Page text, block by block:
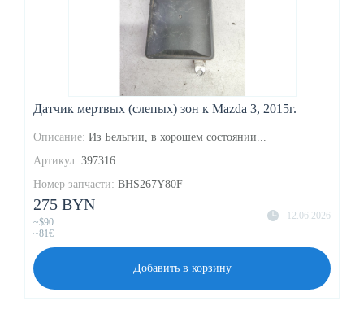
Датчик мертвых (слепых) зон к Mazda 3, 2015г.
Описание: Из Бельгии, в хорошем состоянии...
Артикул: 397316
Номер запчасти: BHS267Y80F
12.06.2026
275 BYN
~$90
~81€
Добавить в корзину